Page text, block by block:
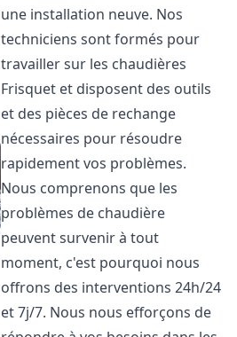
une installation neuve. Nos
techniciens sont formés pour
travailler sur les chaudières
Frisquet et disposent des outils
et des pièces de rechange
nécessaires pour résoudre
rapidement vos problèmes.
Nous comprenons que les
problèmes de chaudière
peuvent survenir à tout
moment, c'est pourquoi nous
offrons des interventions 24h/24
et 7j/7. Nous nous efforçons de